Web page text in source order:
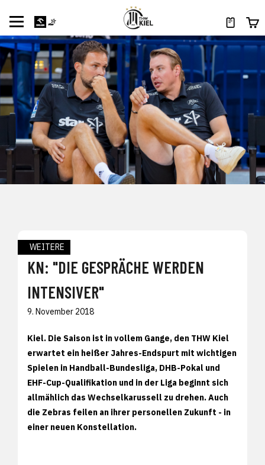
WEITERE
KN: "DIE GESPRÄCHE WERDEN
INTENSIVER"
9. November 2018
Kiel. Die Saison ist in vollem Gange, den THW Kiel
erwartet ein heißer Jahres-Endspurt mit wichtigen
Spielen in Handball-Bundesliga, DHB-Pokal und
EHF-Cup-Qualifikation und in der Liga beginnt sich
allmählich das Wechselkarussell zu drehen. Auch
die Zebras feilen an ihrer personellen Zukunft - in
einer neuen Konstellation.